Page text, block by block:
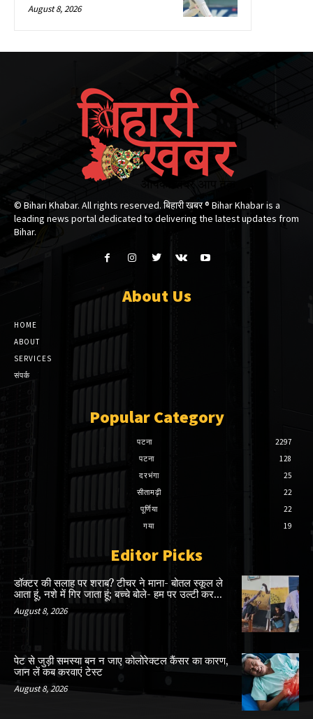
August 8, 2026
© Bihari Khabar. All rights reserved. बिहारी खबर ®​ Bihar Khabar is a
leading news portal dedicated to delivering the latest updates from
Bihar.
About Us
HOME
ABOUT
SERVICES
संपर्क
Popular Category
पटना
2297
पटना
128
दरभंगा
25
सीतामढ़ी
22
पूर्णिया
22
गया
19
Editor Picks
डॉक्टर की सलाह पर शराब? टीचर ने माना- बोतल स्कूल ले
आता हूं, नशे में गिर जाता हूं; बच्चे बोले- हम पर उल्टी कर...
August 8, 2026
पेट से जुड़ी समस्या बन न जाए कोलोरेक्टल कैंसर का कारण,
जान लें कब करवाएं टेस्ट
August 8, 2026